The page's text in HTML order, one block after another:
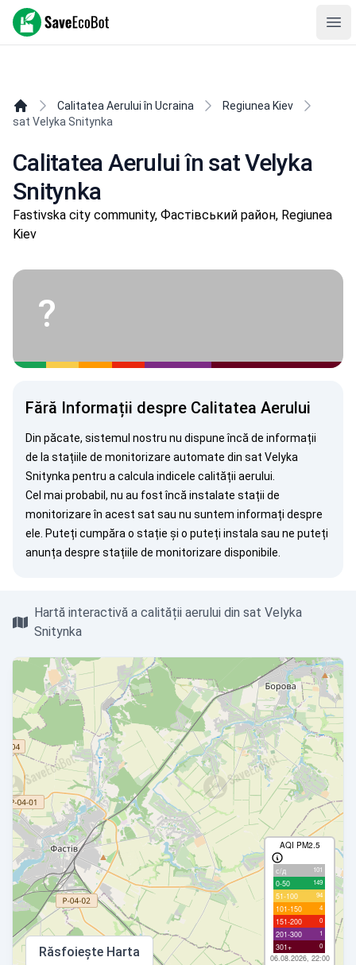
SaveEcoBot
Calitatea Aerului în Ucraina
Regiunea Kiev
sat Velyka Snitynka
Calitatea Aerului în sat Velyka
Snitynka
Fastivska city community, Фастівський район, Regiunea
Kiev
?
Fără Informații despre Calitatea Aerului
Din păcate, sistemul nostru nu dispune încă de informații
de la stațiile de monitorizare automate din sat Velyka
Snitynka pentru a calcula indicele calității aerului.
Cel mai probabil, nu au fost încă instalate stații de
monitorizare în acest sat sau nu suntem informați despre
ele. Puteți cumpăra o stație și o puteți instala sau ne puteți
anunța despre stațiile de monitorizare disponibile.
Hartă interactivă a calității aerului din sat Velyka
Snitynka
AQI PM2.5
с/д 101
0-50 149
51-100 94
101-150 4
151-200 0
201-300 1
301+ 0
06.08.2026, 22:00
Răsfoiește Harta